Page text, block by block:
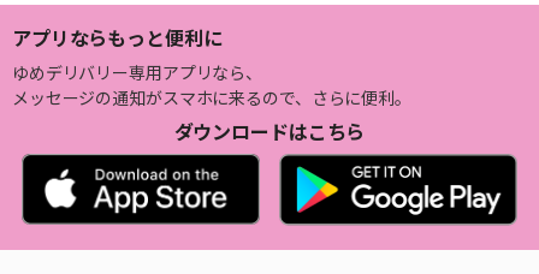
アプリならもっと便利に
ゆめデリバリー専用アプリなら、
メッセージの通知がスマホに来るので、さらに便利。
ダウンロードはこちら